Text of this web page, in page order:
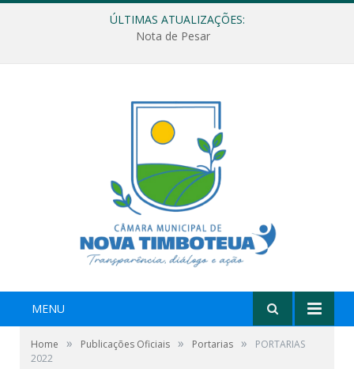
ÚLTIMAS ATUALIZAÇÕES:
Nota de Pesar
MENU
Home » Publicações Oficiais » Portarias »
PORTARIAS
2022